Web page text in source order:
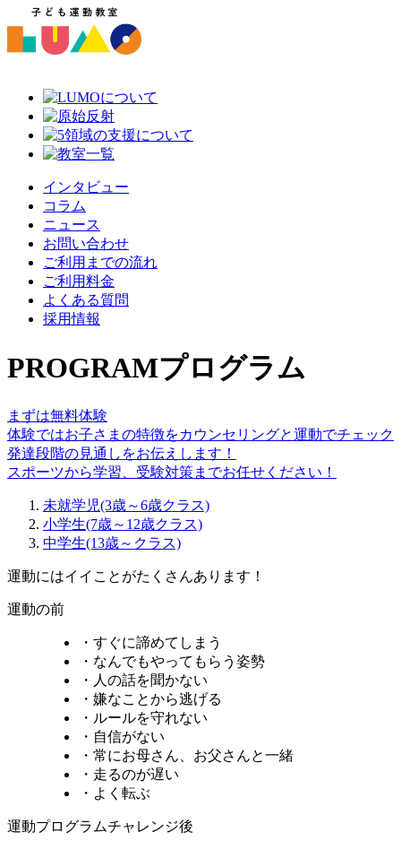
インタビュー
コラム
ニュース
お問い合わせ
ご利用までの流れ
ご利用料金
よくある質問
採用情報
PROGRAMプログラム
まずは無料体験
体験ではお子さまの特徴をカウンセリングと運動でチェック
発達段階の見通しをお伝えします！
スポーツから学習、受験対策までお任せください！
未就学児(3歳～6歳クラス)
小学生(7歳～12歳クラス)
中学生(13歳～クラス)
運動にはイイことがたくさんあります！
運動の前
・すぐに諦めてしまう
・なんでもやってもらう姿勢
・人の話を聞かない
・嫌なことから逃げる
・ルールを守れない
・自信がない
・常にお母さん、お父さんと一緒
・走るのが遅い
・よく転ぶ
運動プログラムチャレンジ後